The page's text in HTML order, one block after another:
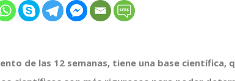
de las 12 semanas, tiene una base científica,